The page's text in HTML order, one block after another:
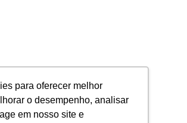
para oferecer melhor
o desempenho, analisar
em nosso site e